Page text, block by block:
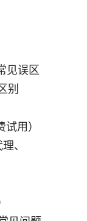
见误区
别
用）
、